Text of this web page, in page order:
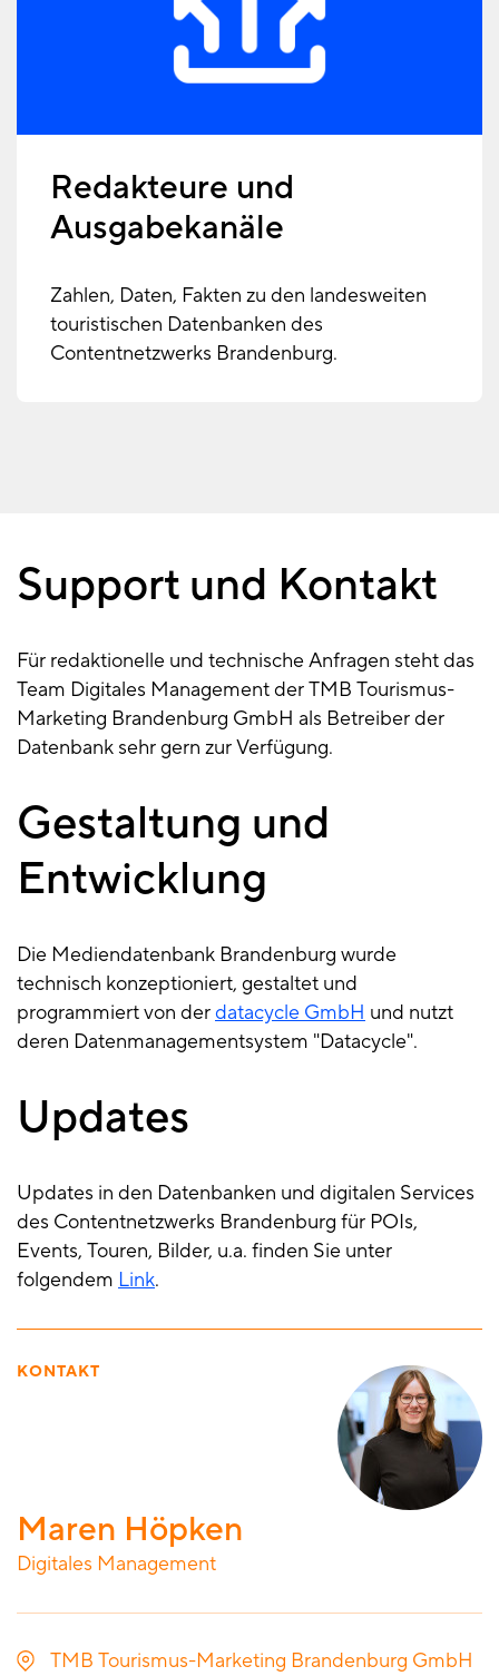
Redakteure und
Ausgabekanäle
Zahlen, Daten, Fakten zu den landesweiten
touristischen Datenbanken des
Contentnetzwerks Brandenburg.
Kontakt
Support und Kontakt
Für redaktionelle und technische Anfragen steht das
Team Digitales Management der TMB Tourismus-
Marketing Brandenburg GmbH als Betreiber der
Datenbank sehr gern zur Verfügung.
Gestaltung und
Entwicklung
Die Mediendatenbank Brandenburg wurde
technisch konzeptioniert, gestaltet und
programmiert von derdatacycle GmbH und nutzt
deren Datenmanagementsystem "Datacycle".
Updates
Updates in den Datenbanken und digitalen Services
des Contentnetzwerks Brandenburg für POIs,
Events, Touren, Bilder, u.a. finden Sie unter
folgendem Link.
KONTAKT
Maren Höpken
Digitales Management
TMB Tourismus-Marketing Brandenburg GmbH